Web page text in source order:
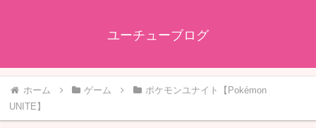
ユーチューブログ
ホーム ゲーム
ポケモンユナイト【Pokémon
UNITE】